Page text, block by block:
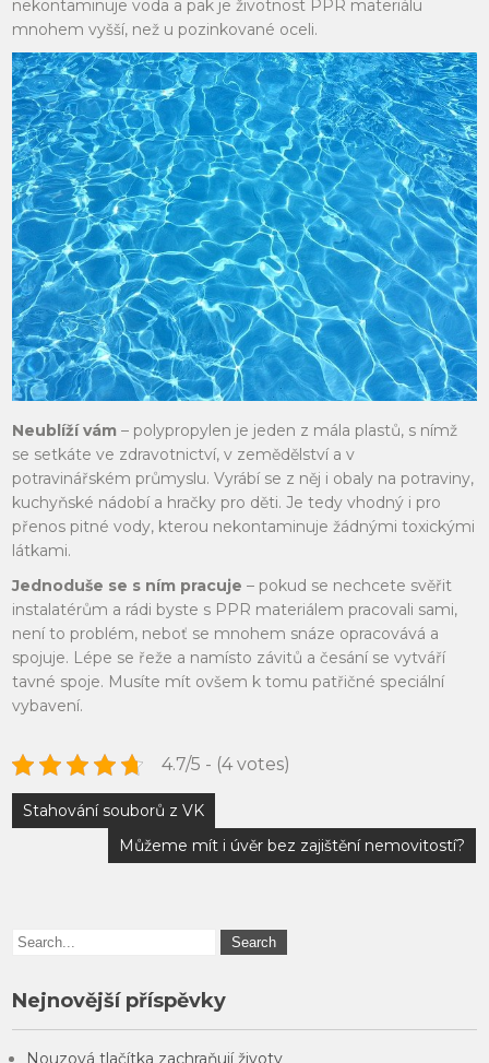
nekontaminuje voda a pak je životnost PPR materiálu
mnohem vyšší, než u pozinkované oceli.
Neublíží vám – polypropylen je jeden z mála plastů, s nímž
se setkáte ve zdravotnictví, v zemědělství a v
potravinářském průmyslu. Vyrábí se z něj i obaly na potraviny,
kuchyňské nádobí a hračky pro děti. Je tedy vhodný i pro
přenos pitné vody, kterou nekontaminuje žádnými toxickými
látkami.
Jednoduše se s ním pracuje – pokud se nechcete svěřit
instalatérům a rádi byste s PPR materiálem pracovali sami,
není to problém, neboť se mnohem snáze opracovává a
spojuje. Lépe se řeže a namísto závitů a česání se vytváří
tavné spoje. Musíte mít ovšem k tomu patřičné speciální
vybavení.
4.7/5 - (4 votes)
Navigace
pro
příspěvek
Stahování souborů z VK
Můžeme mít i úvěr bez zajištění nemovitostí?
Nejnovější příspěvky
Nouzová tlačítka zachraňují životy